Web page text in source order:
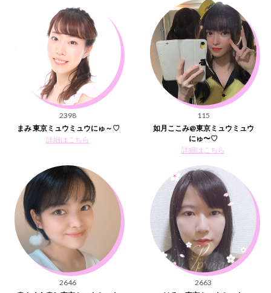
2398
まみ 東京ミュウミュウにゅ～♡
詳細はこちら
115
如月ここみ@東京ミュウミュウ
にゅ〜♡
詳細はこちら
2646
2663